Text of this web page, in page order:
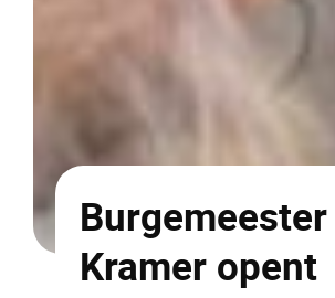
Burgemeester
Kramer opent